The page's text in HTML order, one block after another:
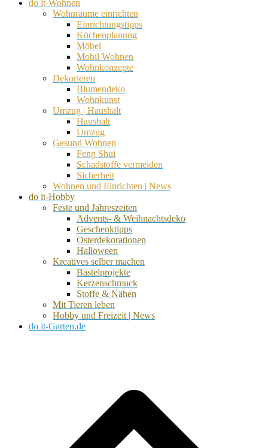
do it-Wohnen
Wohnräume einrichten
Einrichtungstipps
Küchenplanung
Möbel
Mobil Wohnen
Wohnkonzepte
Dekorieren
Blumendeko
Wohnkunst
Umzug | Haushalt
Haushalt
Umzug
Gesund Wohnen
Feng Shui
Schadstoffe vermeiden
Sicherheit
Wohnen und Einrichten | News
do it-Hobby
Feste und Jahreszeiten
Advents- & Weihnachtsdeko
Geschenktipps
Osterdekorationen
Halloween
Kreatives selber machen
Bastelprojekte
Kerzenschmuck
Stoffe & Nähen
Mit Tieren leben
Hobby und Freizeit | News
do it-Garten.de